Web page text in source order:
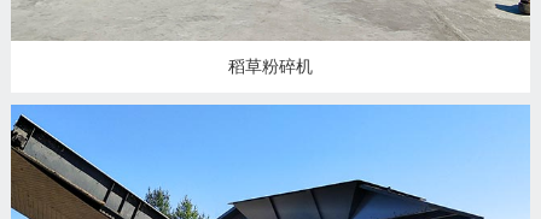
稻草粉碎机